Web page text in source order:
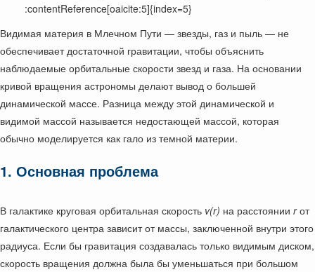
:contentReference[oaicite:5]{index=5}
Видимая материя в Млечном Пути — звезды, газ и пыль — не
обеспечивает достаточной гравитации, чтобы объяснить
наблюдаемые орбитальные скорости звезд и газа. На основании
кривой вращения астрономы делают вывод о большей
динамической массе. Разница между этой динамической и
видимой массой называется недостающей массой, которая
обычно моделируется как гало из темной материи.
1. Основная проблема
В галактике круговая орбитальная скорость v(r) на расстоянии rот
галактического центра зависит от массы, заключенной внутри этого
радиуса. Если бы гравитация создавалась только видимым диском,
скорость вращения должна была бы уменьшаться при большом